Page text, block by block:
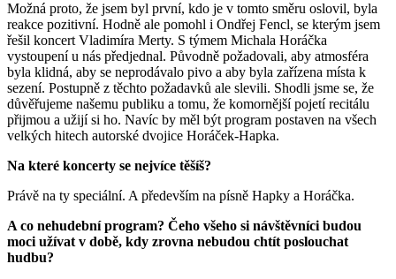
Možná proto, že jsem byl první, kdo je v tomto směru oslovil, byla
reakce pozitivní. Hodně ale pomohl i Ondřej Fencl, se kterým jsem
řešil koncert Vladimíra Merty. S týmem Michala Horáčka
vystoupení u nás předjednal. Původně požadovali, aby atmosféra
byla klidná, aby se neprodávalo pivo a aby byla zařízena místa k
sezení. Postupně z těchto požadavků ale slevili. Shodli jsme se, že
důvěřujeme našemu publiku a tomu, že komornější pojetí recitálu
přijmou a užijí si ho. Navíc by měl být program postaven na všech
velkých hitech autorské dvojice Horáček-Hapka.
Na které koncerty se nejvíce těšíš?
Právě na ty speciální. A především na písně Hapky a Horáčka.
A co nehudební program? Čeho všeho si návštěvníci budou
moci užívat v době, kdy zrovna nebudou chtít poslouchat
hudbu?